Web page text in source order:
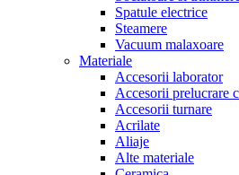
Spatule electrice
Steamere
Vacuum malaxoare
Materiale
Accesorii laborator
Accesorii prelucrare
Accesorii turnare
Acrilate
Aliaje
Alte materiale